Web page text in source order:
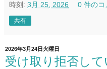
時刻: 3月 25, 2026 0 件のコ
共有
2026年3月24日火曜日
受け取り拒否し